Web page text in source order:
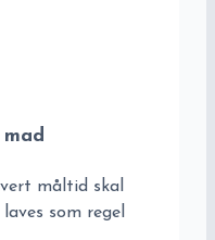
måltid skal
som regel